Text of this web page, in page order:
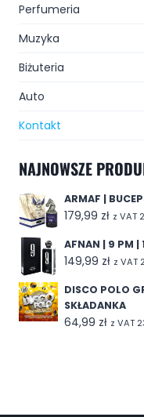
Perfumeria
Muzyka
Biżuteria
Auto
Kontakt
NAJNOWSZE
ARMAF |
179,99 zł z VAT
AFNAN | 9 PM |
149,99 zł z VAT
DISCO POLO
SKŁADANKA
64,99 zł z VAT